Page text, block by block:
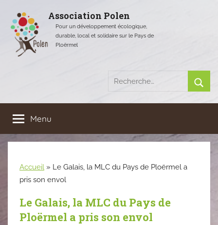
contenu
Association Polen
Pour un développement écologique,
durable, local et solidaire sur le Pays de
Ploërmel
Recherche
pour
:
Menu
Accueil » Le Galais, la MLC du Pays de Ploërmel a
pris son envol
Le Galais, la MLC du Pays de
Ploërmel a pris son envol